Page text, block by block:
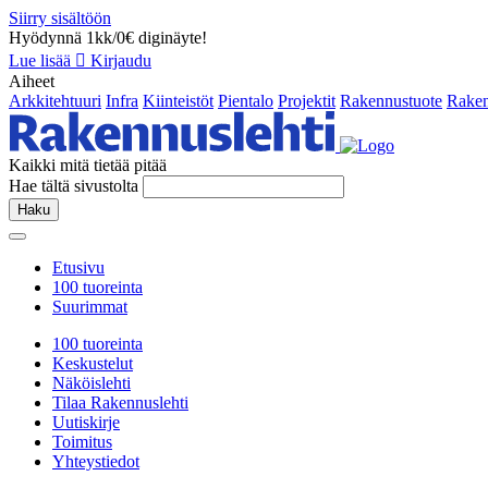
Siirry sisältöön
Hyödynnä 1kk/0€ diginäyte!
Lue lisää
Kirjaudu
Aiheet
Arkkitehtuuri Infra Kiinteistöt Pientalo Projektit Rakennustuote
Kaikki mitä tietää pitää
Hae tältä sivustolta
Haku
Etusivu
100 tuoreinta
Suurimmat
100 tuoreinta
Keskustelut
Näköislehti
Tilaa Rakennuslehti
Uutiskirje
Toimitus
Yhteystiedot